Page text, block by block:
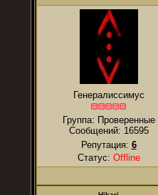
Генералиссимус
Группа: Проверенные
Сообщений: 16595
Репутация: 6
Статус: Offline